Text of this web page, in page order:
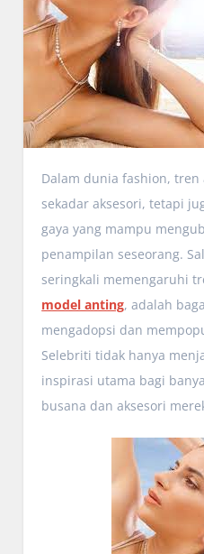
Dalam dunia fashion,
sekadar aksesori, tetapi
gaya yang mampu
penampilan seseorang.
seringkali memengaruhi
model anting, adalah
mengadopsi dan
Selebriti tidak hanya
inspirasi utama bagi
busana dan aksesori